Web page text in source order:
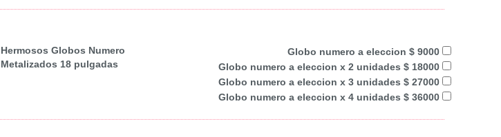
Hermosos Globos Numero
Metalizados 18 pulgadas
Globo numero a eleccion $ 9000
Globo numero a eleccion x 2 unidades $ 18000
Globo numero a eleccion x 3 unidades $ 27000
Globo numero a eleccion x 4 unidades $ 36000